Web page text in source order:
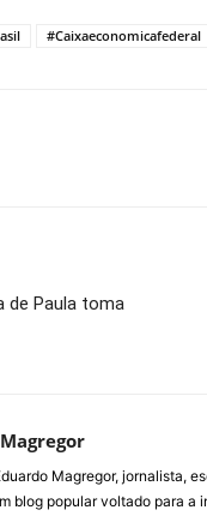
#Caixaeconomicafederal
de Paula toma
Magregor, jornalista,
blog popular voltado para